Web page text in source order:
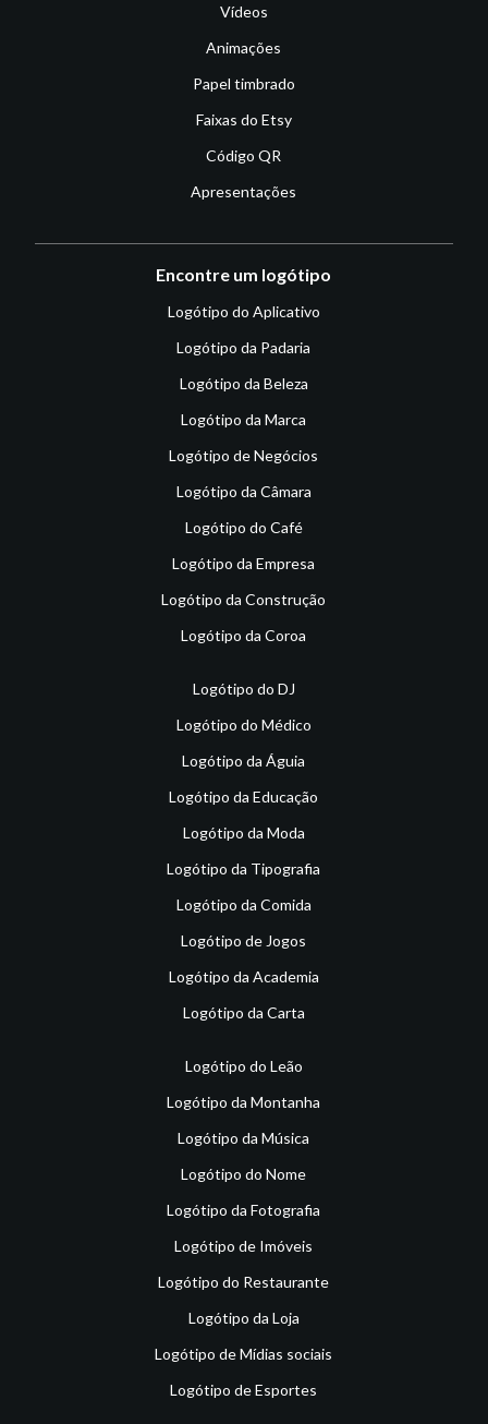
Vídeos
Animações
Papel timbrado
Faixas do Etsy
Código QR
Apresentações
Encontre um logótipo
Logótipo do Aplicativo
Logótipo da Padaria
Logótipo da Beleza
Logótipo da Marca
Logótipo de Negócios
Logótipo da Câmara
Logótipo do Café
Logótipo da Empresa
Logótipo da Construção
Logótipo da Coroa
Logótipo do DJ
Logótipo do Médico
Logótipo da Águia
Logótipo da Educação
Logótipo da Moda
Logótipo da Tipografia
Logótipo da Comida
Logótipo de Jogos
Logótipo da Academia
Logótipo da Carta
Logótipo do Leão
Logótipo da Montanha
Logótipo da Música
Logótipo do Nome
Logótipo da Fotografia
Logótipo de Imóveis
Logótipo do Restaurante
Logótipo da Loja
Logótipo de Mídias sociais
Logótipo de Esportes